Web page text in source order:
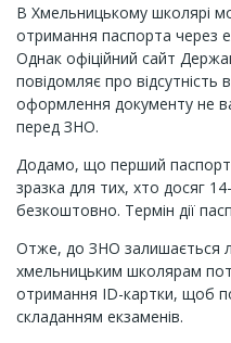
В Хмельницькому школярі
отримання паспорта через
Однак офіційний сайт
повідомляє про
оформлення документу не
перед ЗНО.
Додамо, що перший паспорт
зразка для тих, хто досяг
безкоштовно. Термін дії
Отже, до ЗНО залишається
хмельницьким школярам
отримання ID-картки, щоб
складанням екзаменів.